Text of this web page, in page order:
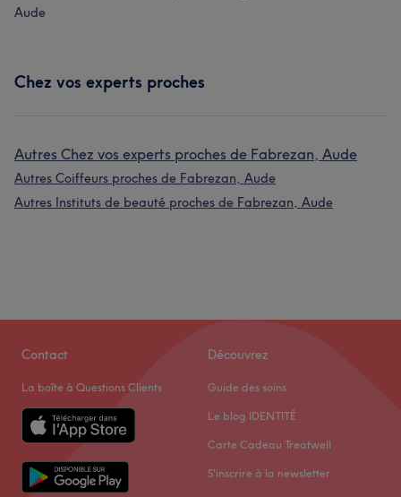
Aude
Chez vos experts proches
Autres Chez vos experts proches de Fabrezan, Aude
Autres Coiffeurs proches de Fabrezan, Aude
Autres Instituts de beauté proches de Fabrezan, Aude
Contact
La boîte à Questions Clients
Découvrez
Guide des soins
Le blog IDENTITÉ
Carte Cadeau Treatwell
S'inscrire à la newsletter